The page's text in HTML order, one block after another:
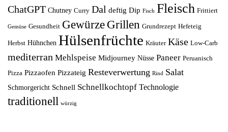
ChatGPT Chutney Curry Dal deftig Dip Fisch Fleisch Frittiert
Gemüse Gesundheit Gewürze Grillen Grundrezept Hefeteig
Herbst Hühnchen Hülsenfrüchte Kräuter Käse Low-Carb
mediterran Mehlspeise Midjourney Nüsse Paneer Peruanisch
Pizza Pizzaofen Pizzateig Resteverwertung Rind Salat
Schmorgericht Schnell Schnellkochtopf Technologie
traditionell würzig